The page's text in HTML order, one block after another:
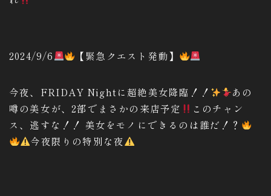
2024/9/6 【緊急クエスト発動】
今夜、FRIDAY Nightに超絶美女降臨！！
あの
噂の美女が、2部でまさかの来店予定
このチャン
ス、逃すな！！ 美女をモノにできるのは誰だ！？
今夜限りの特別な夜